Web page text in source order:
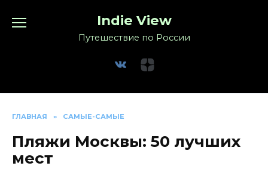
Indie View
Путешествие по России
ГЛАВНАЯ » САМЫЕ-САМЫЕ
Пляжи Москвы: 50 лучших
мест